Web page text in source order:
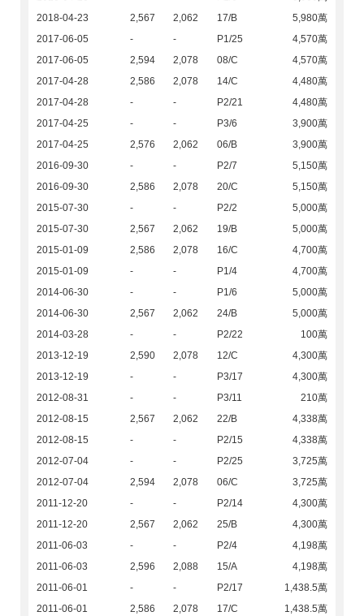
2018-04-23
2,567 2,062 17/B
5,980萬
2017-06-05
- - P1/25
4,570萬
2017-06-05
2,594 2,078 08/C
4,570萬
2017-04-28
2,586 2,078 14/C
4,480萬
2017-04-28
- - P2/21
4,480萬
2017-04-25
- - P3/6
3,900萬
2017-04-25
2,576 2,062 06/B
3,900萬
2016-09-30
- - P2/7
5,150萬
2016-09-30
2,586 2,078 20/C
5,150萬
2015-07-30
- - P2/2
5,000萬
2015-07-30
2,567 2,062 19/B
5,000萬
2015-01-09
2,586 2,078 16/C
4,700萬
2015-01-09
- - P1/4
4,700萬
2014-06-30
- - P1/6
5,000萬
2014-06-30
2,567 2,062 24/B
5,000萬
2014-03-28
- - P2/22
100萬
2013-12-19
2,590 2,078 12/C
4,300萬
2013-12-19
- - P3/17
4,300萬
2012-08-31
- - P3/11
210萬
2012-08-15
2,567 2,062 22/B
4,338萬
2012-08-15
- - P2/15
4,338萬
2012-07-04
- - P2/25
3,725萬
2012-07-04
2,594 2,078 06/C
3,725萬
2011-12-20
- - P2/14
4,300萬
2011-12-20
2,567 2,062 25/B
4,300萬
2011-06-03
- - P2/4
4,198萬
2011-06-03
2,596 2,088 15/A
4,198萬
2011-06-01
- - P2/17
1,438.5萬
2011-06-01
2,586 2,078 17/C
1,438.5萬